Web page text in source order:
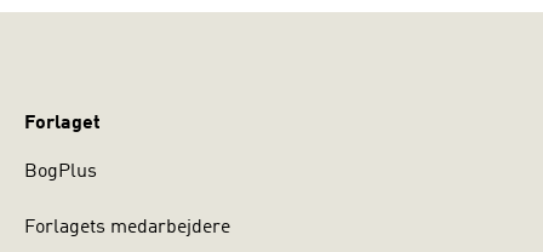
Forlaget
BogPlus
Forlagets medarbejdere